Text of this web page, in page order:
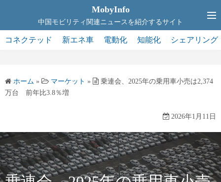
テ
ン
ス
キ
MobyInfo
中国モビリティ関連ニュースを紹介するサイト
コネクテッド 新エネ車 電動化 知能化 シェアリング
ホーム » マーケット »
乗連会、2025年の乗用車小売は2,374
万台 前年比3.8％増
2026年1月11日